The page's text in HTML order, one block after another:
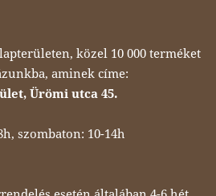
közel 10 000 terméket
aminek címe:
Ürömi utca 45.
szombaton: 10-14h